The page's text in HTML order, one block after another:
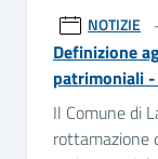
NOTIZIE
Definizione
patrimoniali
Il Comune di
rottamazione